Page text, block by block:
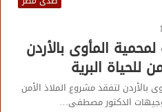
المأوى بالأردن
للحياة البرية
بالأردن لتفقد مشروع الملاذ الأمن
الدكتور مصطفى…